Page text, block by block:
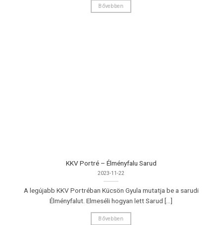
Bővebben
KKV Portré – Élményfalu Sarud
2023-11-22
A legújabb KKV Portréban Kücsön Gyula mutatja be a sarudi
Élményfalut. Elmeséli hogyan lett Sarud [...]
Bővebben